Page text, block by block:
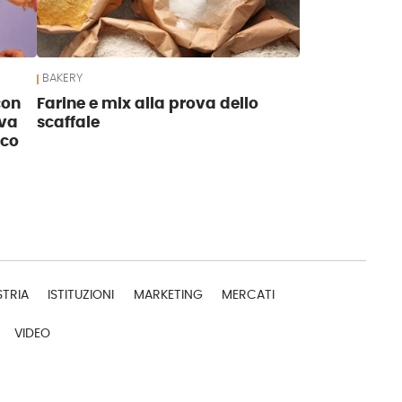
BAKERY
Farine e mix alla prova dello
scaffale
ISTITUZIONI MARKETING MERCATI
VIDEO